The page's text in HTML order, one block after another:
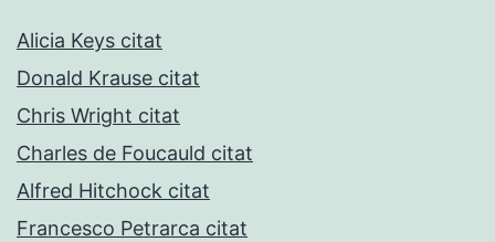
Alicia Keys citat
Donald Krause citat
Chris Wright citat
Charles de Foucauld citat
Alfred Hitchock citat
Francesco Petrarca citat